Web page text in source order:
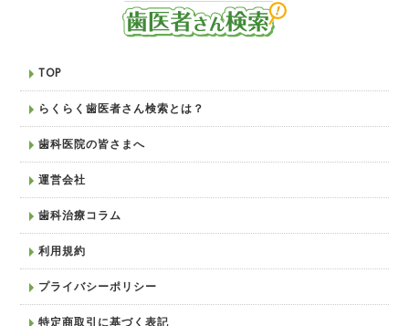
TOP
らくらく歯医者さん検索とは？
歯科医院の皆さまへ
運営会社
歯科治療コラム
利用規約
プライバシーポリシー
特定商取引に基づく表記